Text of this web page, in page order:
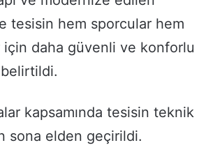
tesisin hem sporcular hem
için daha güvenli ve konforlu
kapsamında tesisin teknik
sona elden geçirildi.